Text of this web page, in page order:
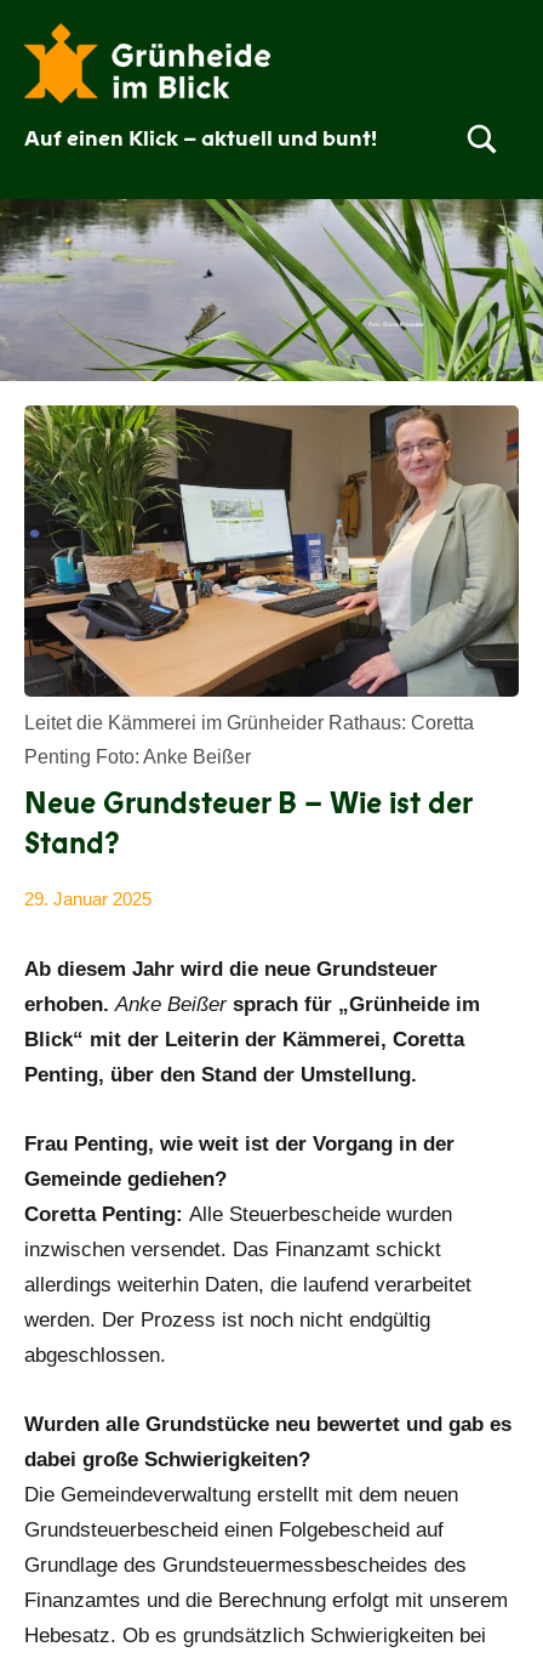
Inhalt
springen
Grünheide
im
Blick
Auf einen Klick – aktuell und bunt!
Leitet die Kämmerei im Grünheider Rathaus: Coretta
Penting Foto: Anke Beißer
Neue Grundsteuer B – Wie ist der
Stand?
29. Januar 2025
Ab diesem Jahr wird die neue Grundsteuer
erhoben.Anke Beißersprach für „Grünheide im
Blick“ mit der Leiterin der Kämmerei, Coretta
Penting, über den Stand der Umstellung.
Frau Penting, wie weit ist der Vorgang in der
Gemeinde gediehen?
Coretta Penting: Alle Steuerbescheide wurden
inzwischen versendet. Das Finanzamt schickt
allerdings weiterhin Daten, die laufend verarbeitet
werden. Der Prozess ist noch nicht endgültig
abgeschlossen.
Wurden alle Grundstücke neu bewertet und gab es
dabei große Schwierigkeiten?
Die Gemeindeverwaltung erstellt mit dem neuen
Grundsteuerbescheid einen Folgebescheid auf
Grundlage des Grundsteuermessbescheides des
Finanzamtes und die Berechnung erfolgt mit unserem
Hebesatz. Ob es grundsätzlich Schwierigkeiten bei